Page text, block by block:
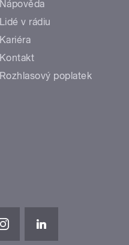
Nápověda
Lidé v rádiu
Kariéra
Kontakt
Rozhlasový poplatek